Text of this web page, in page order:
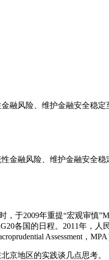
融风险、维护金融安全稳定
金融风险、维护金融安全稳
2009年重提“宏观审慎
各国的日程。2011年，人
Assessment，MPA
京地区的实践谈几点思考。